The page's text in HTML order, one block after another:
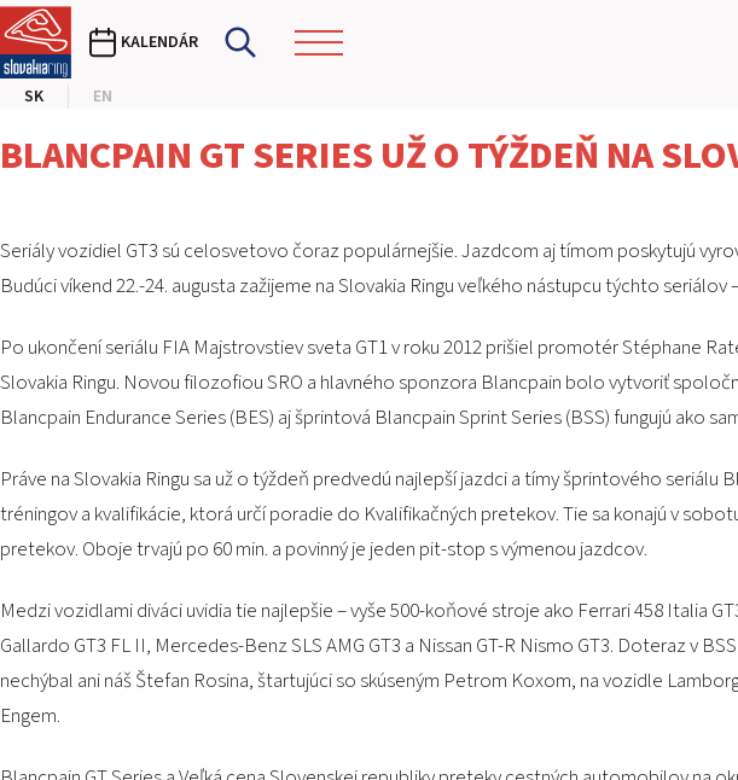
KALENDÁR
SK EN
BLANCPAIN GT SERIES UŽ O TÝŽDEŇ NA
Seriály vozidiel GT3 sú celosvetovo čoraz populárnejšie. Jazdcom aj tímom poskytujú
Budúci víkend 22.-24. augusta zažijeme na Slovakia Ringu veľkého nástupcu týchto seriálov
Po ukončení seriálu FIA Majstrovstiev sveta GT1 v roku 2012 prišiel promotér Stéphane
Slovakia Ringu. Novou filozofiou SRO a hlavného sponzora Blancpain bolo vytvoriť
Blancpain Endurance Series (BES) aj šprintová Blancpain Sprint Series (BSS) fungujú
Práve na Slovakia Ringu sa už o týždeň predvedú najlepší jazdci a tímy šprintového
tréningov a kvalifikácie, ktorá určí poradie do Kvalifikačných pretekov. Tie sa konajú v
pretekov. Oboje trvajú po 60 min. a povinný je jeden pit-stop s výmenou jazdcov.
Medzi vozidlami diváci uvidia tie najlepšie – vyše 500-koňové stroje ako Ferrari 458 Italia
Gallardo GT3 FL II, Mercedes-Benz SLS AMG GT3 a Nissan GT-R Nismo GT3. Doteraz
nechýbal ani náš Štefan Rosina, štartujúci so skúseným Petrom Koxom, na vozidle
Engem.